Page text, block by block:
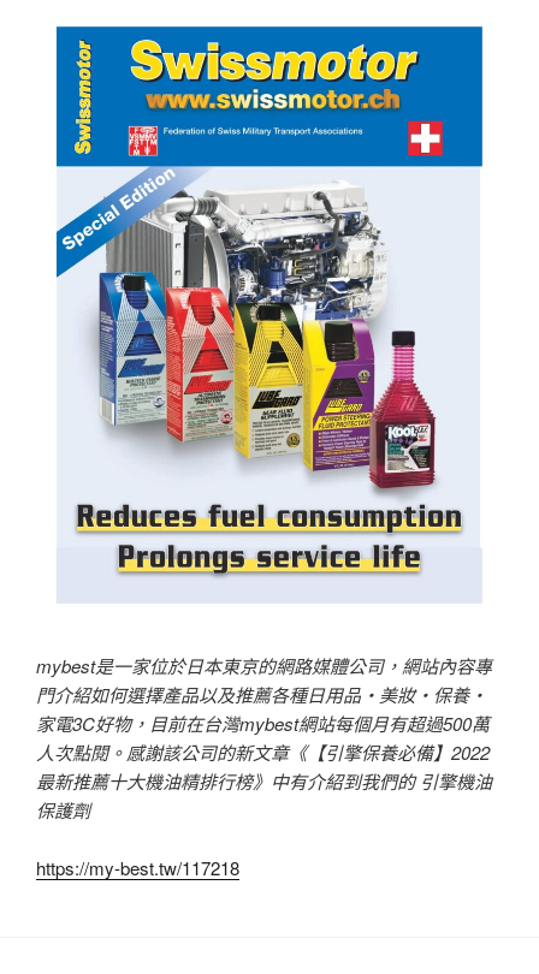
mybest是一家位於日本東京的網路媒體公司，網站內容專
門介紹如何選擇產品以及推薦各種日用品・美妝・保養・
家電3C好物，目前在台灣mybest網站每個月有超過500萬
人次點閱。感謝該公司的新文章《【引擎保養必備】2022
最新推薦十大機油精排行榜》中有介紹到我們的 引擎機油
保護劑
https://my-best.tw/117218